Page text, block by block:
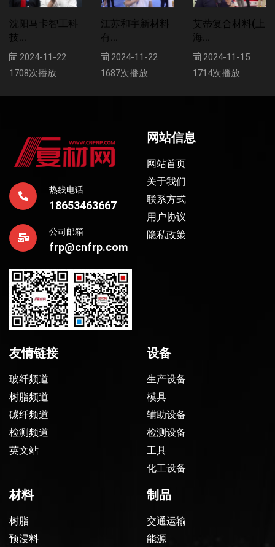
沈阳马卡智工科
技...
2024-11-22
1708次播放
江苏和宇新材料
有...
2024-11-22
1687次播放
艾蒂复合材料(上
海...
2024-11-15
1714次播放
热线电话
18653463667
公司邮箱
frp@cnfrp.com
网站信息
网站首页
关于我们
联系方式
用户协议
隐私政策
友情链接
玻纤频道
树脂频道
碳纤频道
检测频道
英文站
设备
生产设备
模具
辅助设备
检测设备
工具
化工设备
材料
树脂
预浸料
制品
交通运输
能源